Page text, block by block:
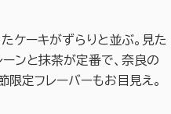
ケーキがずらりと並ぶ。見た
ーンと抹茶が定番で、奈良の
限定フレーバーもお目見え。